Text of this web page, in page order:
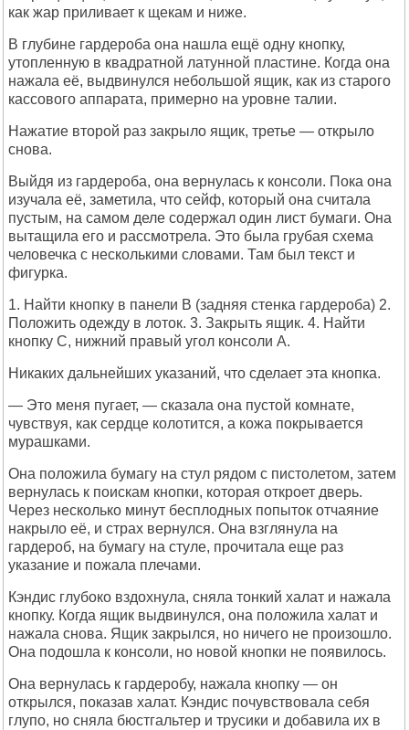
как жар приливает к щекам и ниже.
В глубине гардероба она нашла ещё одну кнопку,
утопленную в квадратной латунной пластине. Когда она
нажала её, выдвинулся небольшой ящик, как из старого
кассового аппарата, примерно на уровне талии.
Нажатие второй раз закрыло ящик, третье — открыло
снова.
Выйдя из гардероба, она вернулась к консоли. Пока она
изучала её, заметила, что сейф, который она считала
пустым, на самом деле содержал один лист бумаги. Она
вытащила его и рассмотрела. Это была грубая схема
человечка с несколькими словами. Там был текст и
фигурка.
1. Найти кнопку в панели B (задняя стенка гардероба) 2.
Положить одежду в лоток. 3. Закрыть ящик. 4. Найти
кнопку C, нижний правый угол консоли A.
Никаких дальнейших указаний, что сделает эта кнопка.
— Это меня пугает, — сказала она пустой комнате,
чувствуя, как сердце колотится, а кожа покрывается
мурашками.
Она положила бумагу на стул рядом с пистолетом, затем
вернулась к поискам кнопки, которая откроет дверь.
Через несколько минут бесплодных попыток отчаяние
накрыло её, и страх вернулся. Она взглянула на
гардероб, на бумагу на стуле, прочитала еще раз
указание и пожала плечами.
Кэндис глубоко вздохнула, сняла тонкий халат и нажала
кнопку. Когда ящик выдвинулся, она положила халат и
нажала снова. Ящик закрылся, но ничего не произошло.
Она подошла к консоли, но новой кнопки не появилось.
Она вернулась к гардеробу, нажала кнопку — он
открылся, показав халат. Кэндис почувствовала себя
глупо, но сняла бюстгальтер и трусики и добавила их в